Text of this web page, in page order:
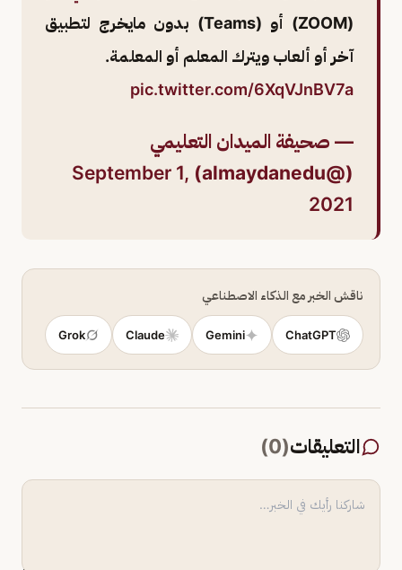
(ZOOM) أو (Teams) بدون مايخرج لتطبيق
آخر أو ألعاب ويترك المعلم أو المعلمة.
pic.twitter.com/6XqVJnBV7a
— صحيفة الميدان التعليمي
(@almaydanedu)
September 1,
2021
ناقش الخبر مع الذكاء الاصطناعي
ChatGPT
Gemini
Claude
Grok
التعليقات(
0
)